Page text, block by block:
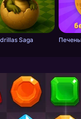
Saga